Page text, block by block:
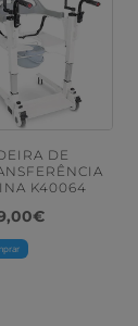
DE
K40064
€